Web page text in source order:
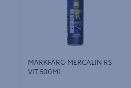
MÄRKFÄRG MERCALIN RS
VIT 500ML